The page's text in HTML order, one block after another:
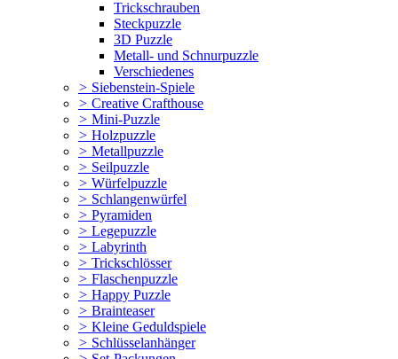
Trickschrauben
Steckpuzzle
3D Puzzle
Metall- und Schnurpuzzle
Verschiedenes
> Siebenstein-Spiele
> Creative Crafthouse
> Mini-Puzzle
> Holzpuzzle
> Metallpuzzle
> Seilpuzzle
> Würfelpuzzle
> Schlangenwürfel
> Pyramiden
> Legepuzzle
> Labyrinth
> Trickschlösser
> Flaschenpuzzle
> Happy Puzzle
> Brainteaser
> Kleine Geduldspiele
> Schlüsselanhänger